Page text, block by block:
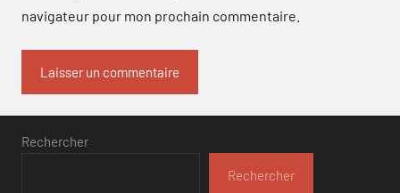
navigateur pour mon prochain commentaire.
Rechercher
Rechercher